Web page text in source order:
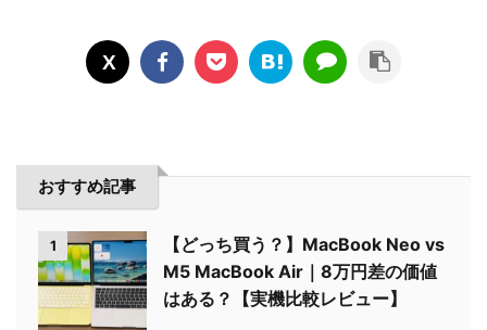
おすすめ記事
1
【どっち買う？】MacBook Neo vs
M5 MacBook Air｜8万円差の価値
はある？【実機比較レビュー】